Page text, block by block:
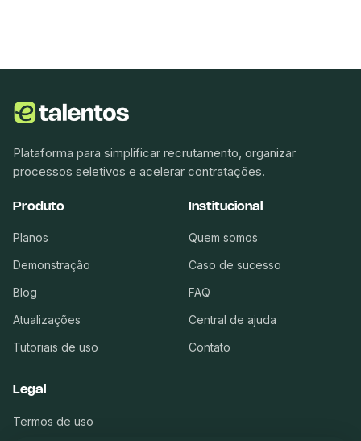
Plataforma para simplificar recrutamento, organizar
processos seletivos e acelerar contratações.
Produto
Planos
Demonstração
Blog
Atualizações
Tutoriais de uso
Institucional
Quem somos
Caso de sucesso
FAQ
Central de ajuda
Contato
Legal
Termos de uso